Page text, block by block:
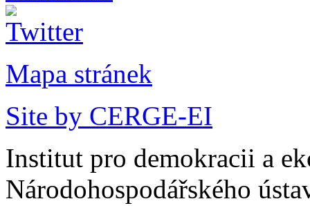
Mapa stránek
Site by CERGE-EI
Institut pro demokracii a
Národohospodářského